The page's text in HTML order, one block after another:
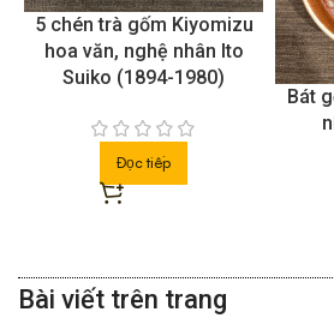
5 chén trà gốm Kiyomizu
hoa văn, nghệ nhân Ito
Suiko (1894-1980)
Đọc tiếp
Bát